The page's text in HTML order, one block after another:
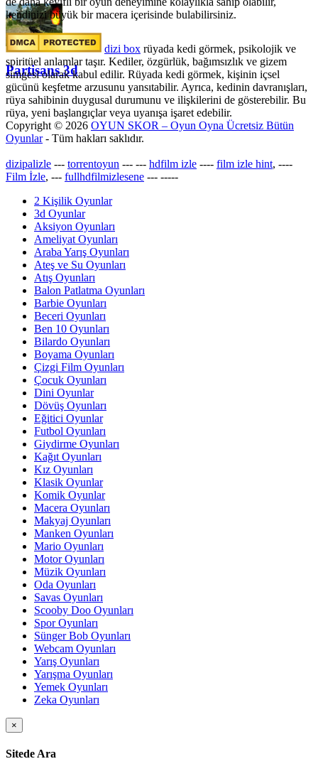
Partisans 3d
kendinizi büyük bir macera içerisinde bulabilirsiniz.
dizi box rüyada kedi görmek​, psikolojik ve
spiritüel anlamlar taşır. Kediler, özgürlük, bağımsızlık ve gizem
simgesi olarak kabul edilir. Rüyada kedi görmek, kişinin içsel
gücünü keşfetme arzusunu yansıtabilir. Ayrıca, kedinin davranışları,
rüya sahibinin duygusal durumunu ve ilişkilerini de gösterebilir. Bu
rüya, yeni başlangıçlar veya uyanışa işaret edebilir.
Copyright © 2026 OYUN SKOR – Oyun Oyna Ücretsiz Bütün
Oyunlar- Tüm hakları saklıdır.
dizipalizle --- torrentoyun --- --- hdfilm izle ---- film izle hint, ----
Film İzle, --- fullhdfilmizlesene --- -----
2 Kişilik Oyunlar
3d Oyunlar
Aksiyon Oyunları
Ameliyat Oyunları
Araba Yarış Oyunları
Ateş ve Su Oyunları
Atış Oyunları
Balon Patlatma Oyunları
Barbie Oyunları
Beceri Oyunları
Ben 10 Oyunları
Bilardo Oyunları
Boyama Oyunları
Çizgi Film Oyunları
Çocuk Oyunları
Dini Oyunlar
Dövüş Oyunları
Eğitici Oyunlar
Futbol Oyunları
Giydirme Oyunları
Kağıt Oyunları
Kız Oyunları
Klasik Oyunlar
Komik Oyunlar
Macera Oyunları
Makyaj Oyunları
Manken Oyunları
Mario Oyunları
Motor Oyunları
Müzik Oyunları
Oda Oyunları
Savas Oyunları
Scooby Doo Oyunları
Spor Oyunları
Sünger Bob Oyunları
Webcam Oyunları
Yarış Oyunları
Yarışma Oyunları
Yemek Oyunları
Zeka Oyunları
×
Sitede Ara